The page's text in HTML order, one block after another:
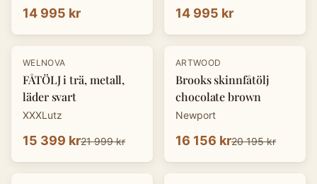
14 995 kr 14 995 kr
-30 %
WELNOVA
FÅTÖLJ i trä, metall,
läder svart
XXXLutz
15 399 kr21 999 kr
-20%
ARTWOOD
Brooks skinnfåtölj
chocolate brown
Newport
16 156 kr20 195 kr